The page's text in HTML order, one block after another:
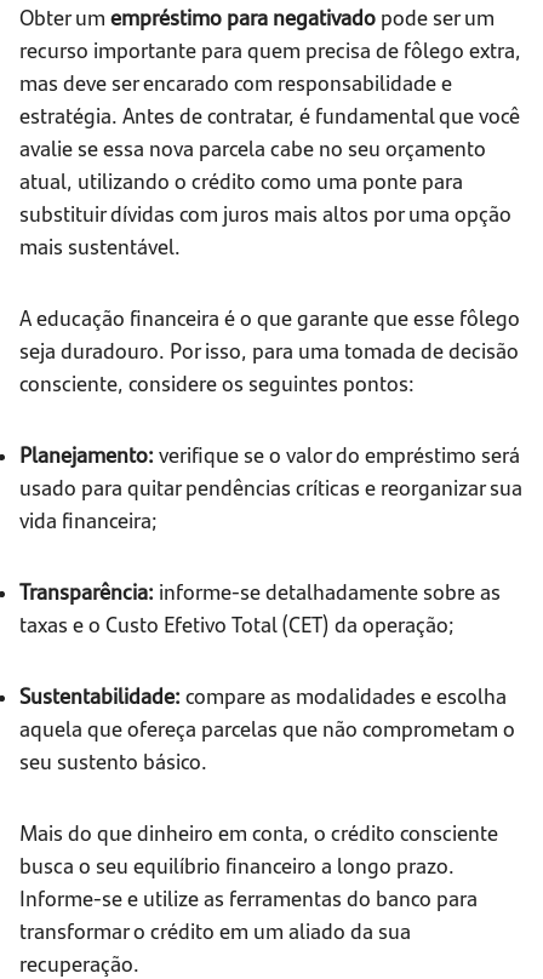
Obter um empréstimo para negativado pode ser um
recurso importante para quem precisa de fôlego extra,
mas deve ser encarado com responsabilidade e
estratégia. Antes de contratar, é fundamental que você
avalie se essa nova parcela cabe no seu orçamento
atual, utilizando o crédito como uma ponte para
substituir dívidas com juros mais altos por uma opção
mais sustentável.
A educação financeira é o que garante que esse fôlego
seja duradouro. Por isso, para uma tomada de decisão
consciente, considere os seguintes pontos:
Planejamento: verifique se o valor do empréstimo será
usado para quitar pendências críticas e reorganizar sua
vida financeira;
Transparência: informe-se detalhadamente sobre as
taxas e o Custo Efetivo Total (CET) da operação;
Sustentabilidade: compare as modalidades e escolha
aquela que ofereça parcelas que não comprometam o
seu sustento básico.
Mais do que dinheiro em conta, o crédito consciente
busca o seu equilíbrio financeiro a longo prazo.
Informe-se e utilize as ferramentas do banco para
transformar o crédito em um aliado da sua
recuperação.